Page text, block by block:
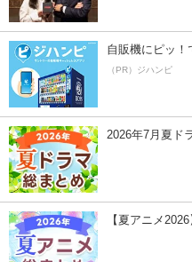
自販機にピッ！
（PR）ジハンピ
2026年7月夏ド
【夏アニメ